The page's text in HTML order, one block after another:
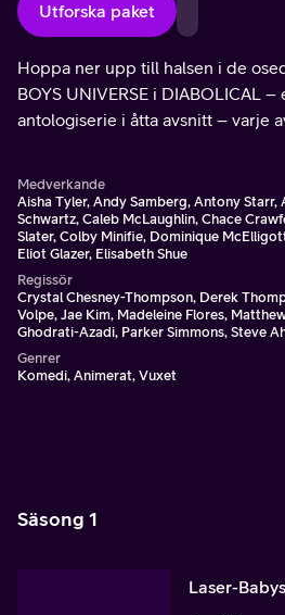
Utforska paket
Hoppa ner upp till halsen i de
BOYS UNIVERSE i DIABOLICAL –
antologiserie i åtta avsnitt – varje
Medverkande
Aisha Tyler, Andy Samberg, Antony Starr,
Schwartz, Caleb McLaughlin, Chace
Slater, Colby Minifie, Dominique
Eliot Glazer, Elisabeth Shue
Regissör
Crystal Chesney-Thompson, Derek
Volpe, Jae Kim, Madeleine Flores,
Ghodrati-Azadi, Parker Simmons, Steve
Genrer
Komedi, Animerat, Vuxet
Säsong 1
Laser-